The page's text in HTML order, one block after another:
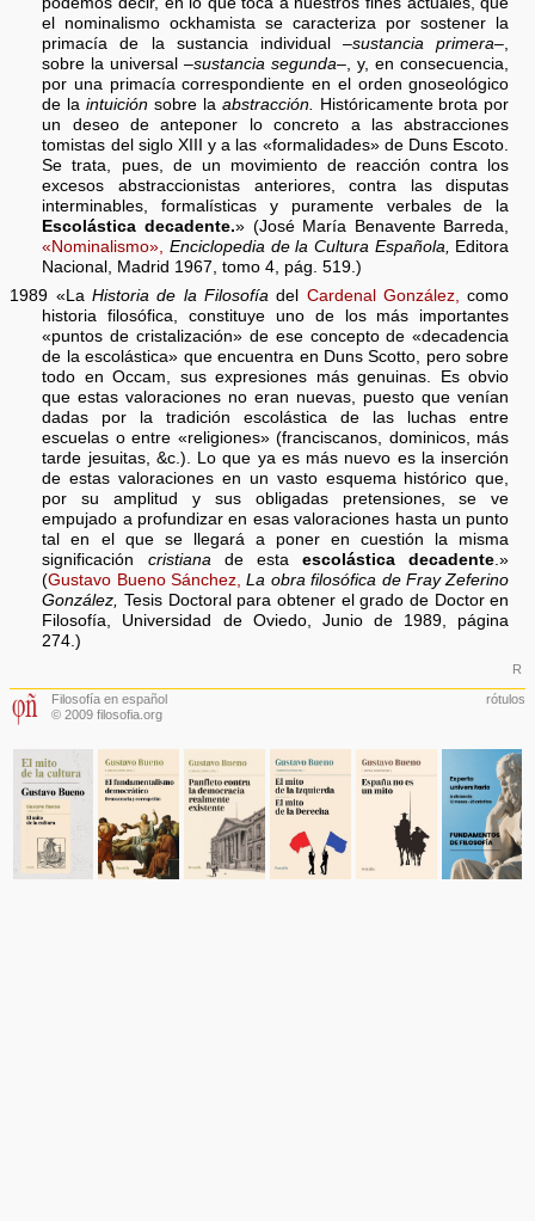
el nominalismo ockhamista se caracteriza por sostener la
primacía de la sustancia individual –sustancia primera–,
sobre la universal –sustancia segunda–, y, en consecuencia,
por una primacía correspondiente en el orden gnoseológico
de laintuición sobre la abstracción. Históricamente brota por
un deseo de anteponer lo concreto a las abstracciones
tomistas del siglo XIII y a las «formalidades» de Duns Escoto.
Se trata, pues, de un movimiento de reacción contra los
excesos abstraccionistas anteriores, contra las disputas
interminables, formalísticas y puramente verbales de la
Escolástica decadente.» (José María Benavente Barreda,
«Nominalismo», Enciclopedia de la Cultura Española, Editora
Nacional, Madrid 1967, tomo 4, pág. 519.)
1989 «La Historia de la Filosofíadel Cardenal González, como
historia filosófica, constituye uno de los más importantes
«puntos de cristalización» de ese concepto de «decadencia
de la escolástica» que encuentra en Duns Scotto, pero sobre
todo en Occam, sus expresiones más genuinas. Es obvio
que estas valoraciones no eran nuevas, puesto que venían
dadas por la tradición escolástica de las luchas entre
escuelas o entre «religiones» (franciscanos, dominicos, más
tarde jesuitas, &c.). Lo que ya es más nuevo es la inserción
de estas valoraciones en un vasto esquema histórico que,
por su amplitud y sus obligadas pretensiones, se ve
empujado a profundizar en esas valoraciones hasta un punto
tal en el que se llegará a poner en cuestión la misma
significación cristianade estaescolástica decadente.»
(Gustavo Bueno Sánchez, La obra filosófica de Fray Zeferino
González, Tesis Doctoral para obtener el grado de Doctor en
Filosofía, Universidad de Oviedo, Junio de 1989, página
274.)
R
Filosofía en español
© 2009 filosofia.org
rótulos